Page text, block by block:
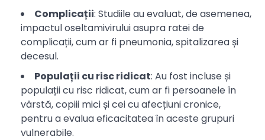
Complicații: Studiile au evaluat, de asemenea,
impactul oseltamivirului asupra ratei de
complicații, cum ar fi pneumonia, spitalizarea și
decesul.
Populații cu risc ridicat: Au fost incluse și
populații cu risc ridicat, cum ar fi persoanele în
vârstă, copiii mici și cei cu afecțiuni cronice,
pentru a evalua eficacitatea în aceste grupuri
vulnerabile.